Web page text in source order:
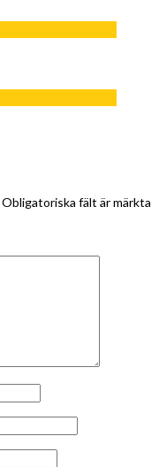
Obligatoriska fält är märkta